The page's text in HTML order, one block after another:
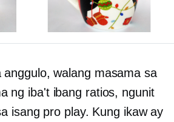
anggulo, walang masama sa
ng iba't ibang ratios, ngunit
isang pro play. Kung ikaw ay